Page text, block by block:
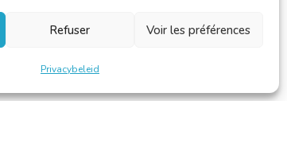
Refuser Voir les préférences
Privacybeleid